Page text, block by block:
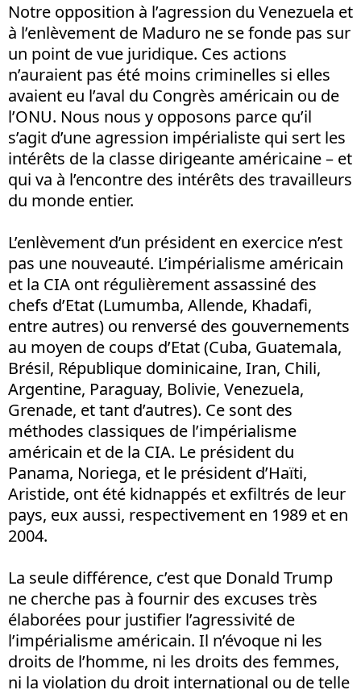
Notre opposition à l’agression du Venezuela et
à l’enlèvement de Maduro ne se fonde pas sur
un point de vue juridique. Ces actions
n’auraient pas été moins criminelles si elles
avaient eu l’aval du Congrès américain ou de
l’ONU. Nous nous y opposons parce qu’il
s’agit d’une agression impérialiste qui sert les
intérêts de la classe dirigeante américaine – et
qui va à l’encontre des intérêts des travailleurs
du monde entier.
L’enlèvement d’un président en exercice n’est
pas une nouveauté. L’impérialisme américain
et la CIA ont régulièrement assassiné des
chefs d’Etat (Lumumba, Allende, Khadafi,
entre autres) ou renversé des gouvernements
au moyen de coups d’Etat (Cuba, Guatemala,
Brésil, République dominicaine, Iran, Chili,
Argentine, Paraguay, Bolivie, Venezuela,
Grenade, et tant d’autres). Ce sont des
méthodes classiques de l’impérialisme
américain et de la CIA. Le président du
Panama, Noriega, et le président d’Haïti,
Aristide, ont été kidnappés et exfiltrés de leur
pays, eux aussi, respectivement en 1989 et en
2004.
La seule différence, c’est que Donald Trump
ne cherche pas à fournir des excuses très
élaborées pour justifier l’agressivité de
l’impérialisme américain. Il n’évoque ni les
droits de l’homme, ni les droits des femmes,
ni la violation du droit international ou de telle